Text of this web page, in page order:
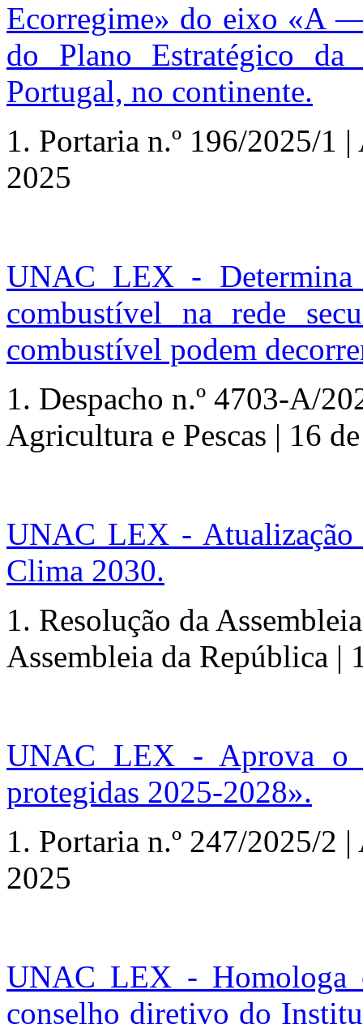
Ecorregime» do eixo «A
do Plano Estratégico
Portugal, no continente.
1. Portaria n.º 196/2025/1 |
2025
UNAC LEX - Determina
combustível na rede
combustível podem
1. Despacho n.º 4703-A/
Agricultura e Pescas | 16
UNAC LEX - Atualização
Clima 2030.
1. Resolução da
Assembleia da República |
UNAC LEX - Aprova o
protegidas 2025-2028».
1. Portaria n.º 247/2025/2 |
2025
UNAC LEX - Homologa
conselho diretivo do